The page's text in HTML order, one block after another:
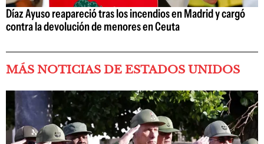
Díaz Ayuso reapareció tras los incendios en Madrid y cargó
contra la devolución de menores en Ceuta
MÁS NOTICIAS DE ESTADOS UNIDOS